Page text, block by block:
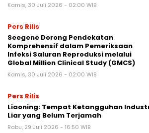
Kamis, 30 Juli 2026 - 02:00 WIB
Pers Rilis
Seegene Dorong Pendekatan
Komprehensif dalam Pemeriksaan
Infeksi Saluran Reproduksi melalui
Global Million Clinical Study (GMCS)
Kamis, 30 Juli 2026 - 02:00 WIB
Pers Rilis
Liaoning: Tempat Ketangguhan
Liar yang Belum Terjamah
Rabu, 29 Juli 2026 - 16:50 WIB